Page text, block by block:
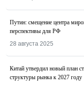
Путин: смещение центра
перспективы для РФ
28 августа 2025
Китай утвердил новый план
структуры рынка к 2027 году